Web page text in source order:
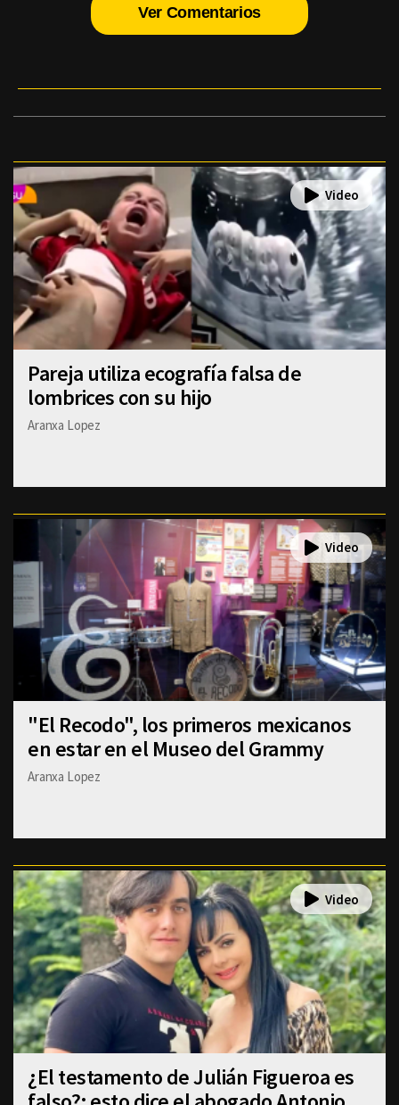
Ver Comentarios
Pareja utiliza ecografía falsa de
lombrices con su hijo
Aranxa Lopez
"El Recodo", los primeros mexicanos
en estar en el Museo del Grammy
Aranxa Lopez
¿El testamento de Julián Figueroa es